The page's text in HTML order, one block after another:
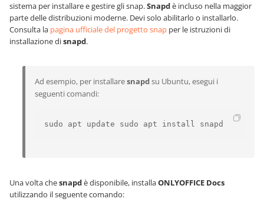
sistema per installare e gestire gli snap.Snapdè incluso nella maggior
parte delle distribuzioni moderne. Devi solo abilitarlo o installarlo.
Consulta la pagina ufficiale del progetto snap per le istruzioni di
installazione disnapd.
Ad esempio, per installaresnapdsu Ubuntu, esegui i
seguenti comandi:
sudo apt update sudo apt install snapd
Una volta chesnapdè disponibile, installaONLYOFFICE Docs
utilizzando il seguente comando: